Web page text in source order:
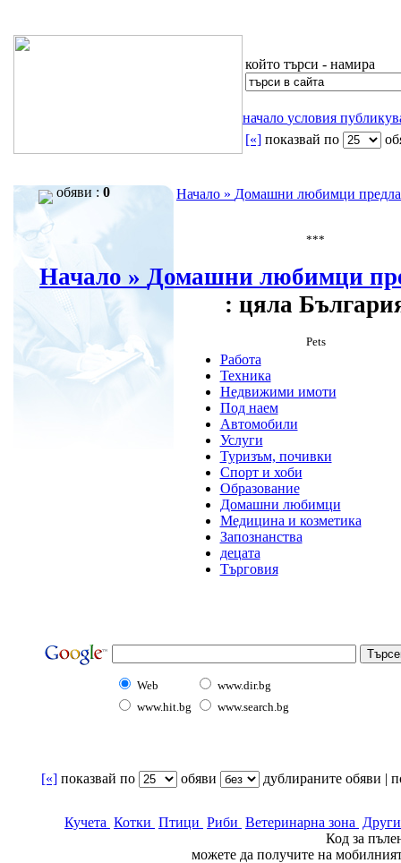
който търси - намира
начало условия
[«] показвай по
обяви :0 Начало » Домашни любимци
***
Начало » Домашни любимци
: цяла
Pets
Работа
Техника
Недвижими имоти
Под наем
Автомобили
Услуги
Туризъм, почивки
Спорт и хоби
Образование
Домашни любимци
Медицина и козметика
Запознанства
децата
Търговия
Web
www.dir.bg
www.hit.bg
www.search.bg
[«] показвай по oбяви дублираните обяви |
Кучета Котки Птици Риби Ветеринарна зона
Код за
можете да получите на